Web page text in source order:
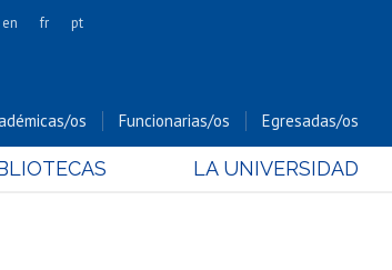
y Conservación
Cs. Sociales
en fr pt
os Funcionarias/os Egresadas/os
LA UNIVERSIDAD